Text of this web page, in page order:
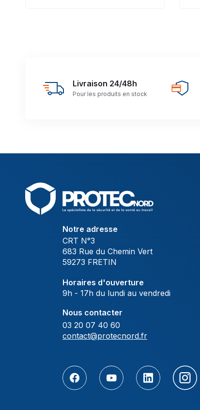
Livraison 24/48h
Pour les produits en stock
Notre adresse
CRT N°3
683 Rue du Chemin Vert
59273 FRETIN
Horaires d'ouverture
9h - 17h du lundi au vendredi
Nous contacter
03 20 07 40 60
contact@protecnord.fr